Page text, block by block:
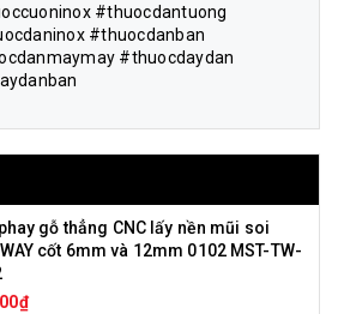
#thuocdantuong
#thuocdanban
#thuocdaydan
gỗ thẳng CNC lấy nền mũi soi
cốt 6mm và 12mm 0102 MST-TW-